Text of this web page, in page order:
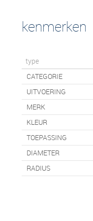
kenmerken
type
CATEGORIE
UITVOERING
MERK
KLEUR
TOEPASSING
DIAMETER
RADIUS